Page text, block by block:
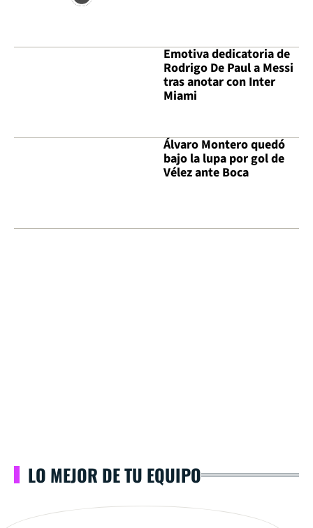
Emotiva dedicatoria de
Rodrigo De Paul a Messi
tras anotar con Inter
Miami
Álvaro Montero quedó
bajo la lupa por gol de
Vélez ante Boca
LO MEJOR DE TU EQUIPO